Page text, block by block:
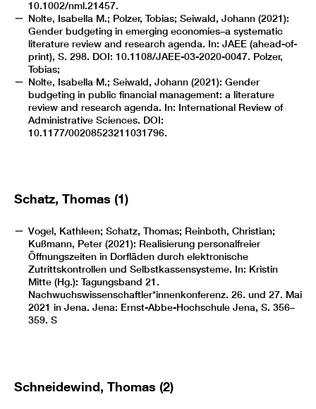
10.1002/nml.21457.
Nolte, Isabella M.; Polzer, Tobias; Seiwald, Johann (2021):
Gender budgeting in emerging economies–a systematic
literature review and research agenda. In: JAEE (ahead-of-
print), S. 298. DOI: 10.1108/JAEE-03-2020-0047. Polzer,
Tobias;
Nolte, Isabella M.; Seiwald, Johann (2021): Gender
budgeting in public financial management: a literature
review and research agenda. In: International Review of
Administrative Sciences. DOI:
10.1177/00208523211031796.
Schatz, Thomas (1)
Vogel, Kathleen; Schatz, Thomas; Reinboth, Christian;
Kußmann, Peter (2021): Realisierung personalfreier
Öffnungszeiten in Dorfläden durch elektronische
Zutrittskontrollen und Selbstkassensysteme. In: Kristin
Mitte (Hg.): Tagungsband 21.
Nachwuchswissenschaftler*innenkonferenz. 26. und 27. Mai
2021 in Jena. Jena: Ernst-Abbe-Hochschule Jena, S. 356–
359. S
Schneidewind, Thomas (2)